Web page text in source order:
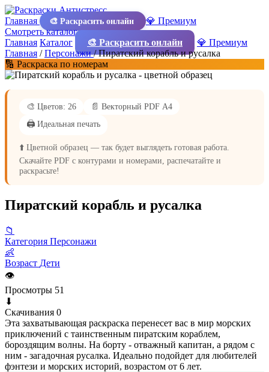
Главная 🎨 Раскрасить онлайн
💎 Премиум
Смотреть каталог
Главная Каталог 🎨 Раскрасить онлайн
💎 Премиум
Главная /Персонажи/Пиратский корабль и русалка
🔢 Раскраска по номерам
🎨 Цветов: 26
📄 Векторный PDF А4
🖨️ Идеальная печать
⬆️ Цветной образец — так будет выглядеть готовая работа.
Скачайте PDF с контурами и номерами, распечатайте и
раскрасьте!
Пиратский корабль и русалка
📁
Категория Персонажи
👶
Возраст Дети
👁
Просмотры 51
⬇
Скачивания 0
Эта захватывающая раскраска перенесет вас в мир морских
приключений с таинственным пиратским кораблем,
бороздящим волны. На борту - отважный капитан, а рядом с
ним - загадочная русалка. Идеально подойдет для любителей
фэнтези и морских историй, возрастом от 6 лет.